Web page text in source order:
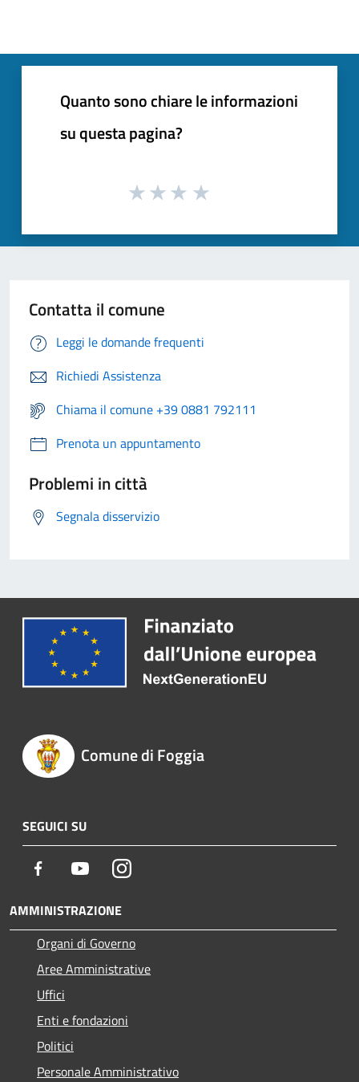
Quanto sono chiare le informazioni
su questa pagina?
Contatta il comune
Leggi le domande frequenti
Richiedi Assistenza
Chiama il comune +39 0881 792111
Prenota un appuntamento
Problemi in città
Segnala disservizio
Comune di Foggia
SEGUICI SU
Facebook YoutubeInstagram
AMMINISTRAZIONE
Organi di Governo
Aree Amministrative
Uffici
Enti e fondazioni
Politici
Personale Amministrativo